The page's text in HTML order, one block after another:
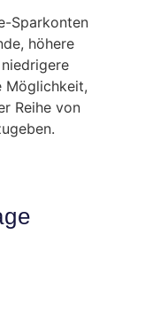
Sparkonten
höhere
Möglichkeit,
Reihe von